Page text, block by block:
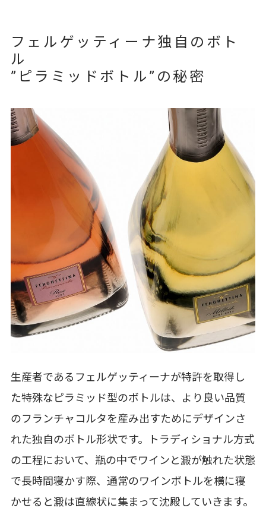
フェルゲッティーナ独自のボト
ル
”ピラミッドボトル”の秘密
生産者であるフェルゲッティーナが特許を取得し
た特殊なピラミッド型のボトルは、より良い品質
のフランチャコルタを産み出すためにデザインさ
れた独自のボトル形状です。トラディショナル方式
の工程において、瓶の中でワインと澱が触れた状態
で長時間寝かす際、通常のワインボトルを横に寝
かせると澱は直線状に集まって沈殿していきます。